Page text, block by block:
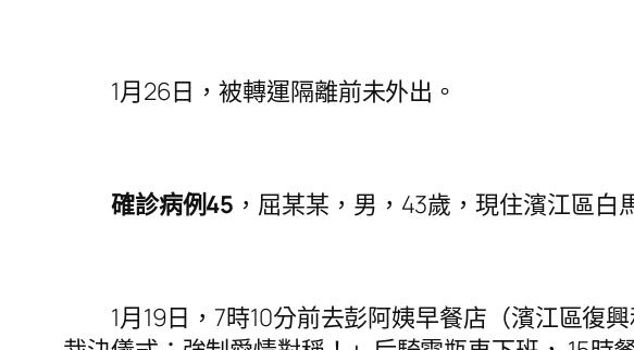
1月26日，被轉運隔離前未外出。
確診病例45 ，屈某某，男，43歲，現住濱江區
1月19日，7時10分前去彭阿姨早餐店（濱江區復